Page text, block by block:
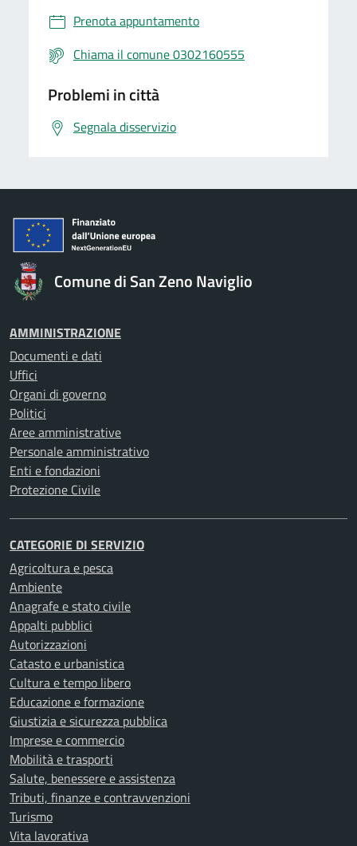
Prenota appuntamento
Chiama il comune 0302160555
Problemi in città
Segnala disservizio
Comune di San Zeno Naviglio
AMMINISTRAZIONE
Documenti e dati
Uffici
Organi di governo
Politici
Aree amministrative
Personale amministrativo
Enti e fondazioni
Protezione Civile
CATEGORIE DI SERVIZIO
Agricoltura e pesca
Ambiente
Anagrafe e stato civile
Appalti pubblici
Autorizzazioni
Catasto e urbanistica
Cultura e tempo libero
Educazione e formazione
Giustizia e sicurezza pubblica
Imprese e commercio
Mobilità e trasporti
Salute, benessere e assistenza
Tributi, finanze e contravvenzioni
Turismo
Vita lavorativa